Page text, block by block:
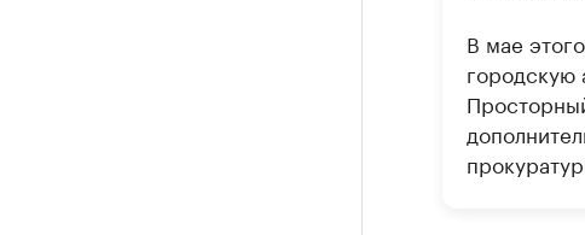
В мае
городскую